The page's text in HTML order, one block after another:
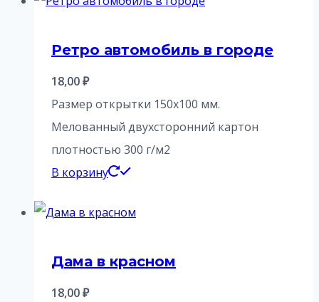
Ретро автомобиль в городе
18,00₽
Размер открытки 150х100 мм.
Мелованный двухсторонний картон
плотностью 300 г/м2
В корзину
Дама в красном
18,00₽